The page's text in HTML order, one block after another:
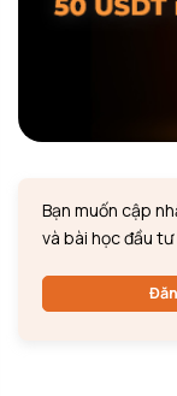
Bạn muốn cập
và bài học đầu